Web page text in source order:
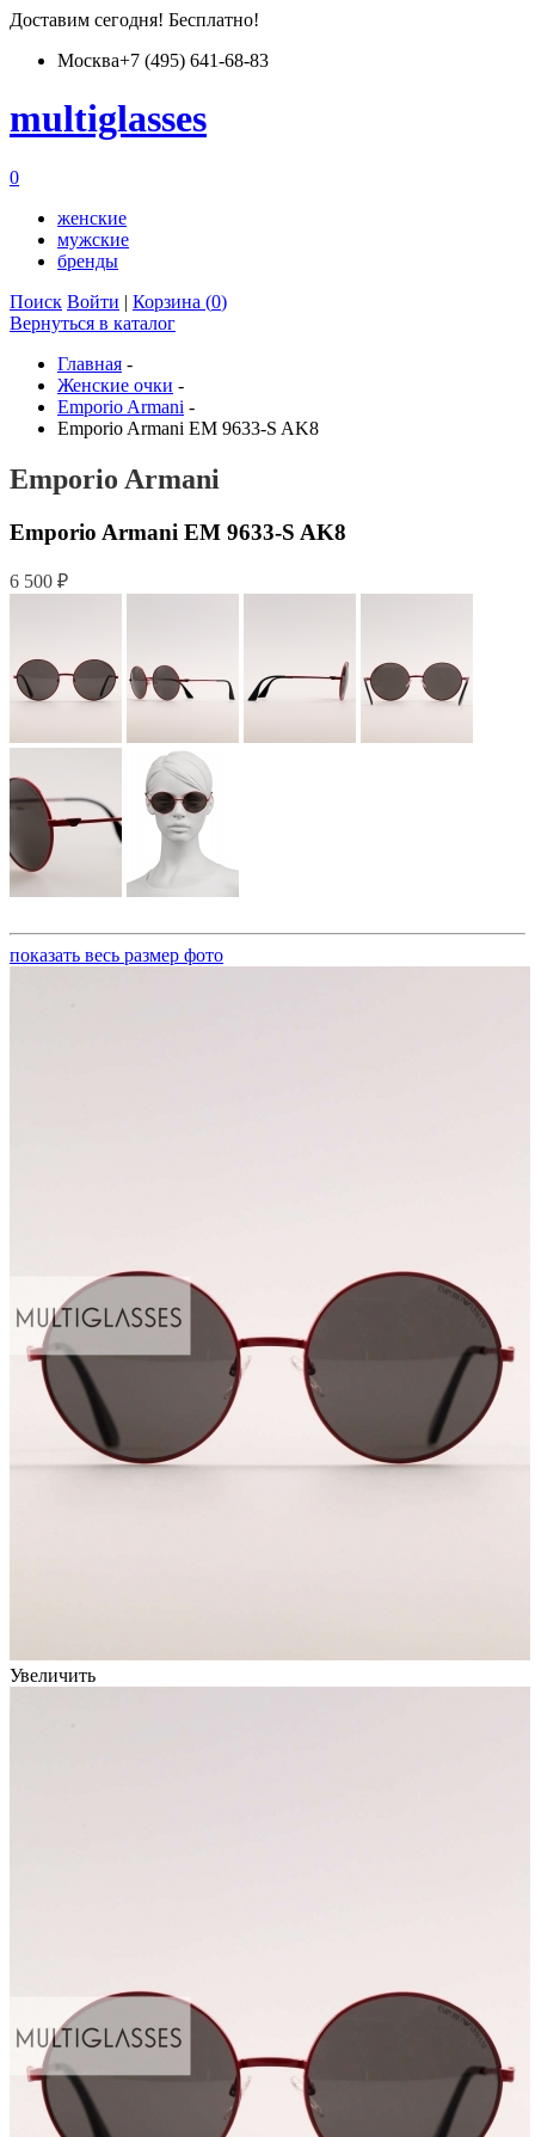
Доставим сегодня! Бесплатно!
Москва+7 (495) 641-68-83
multiglasses
0
женские
мужские
бренды
Поиск Войти | Корзина (0)
Вернуться в каталог
Главная -
Женские очки -
Emporio Armani -
Emporio Armani EM 9633-S AK8
Emporio Armani
Emporio Armani EM 9633-S AK8
6 500 ₽
показать весь размер фото
Увеличить